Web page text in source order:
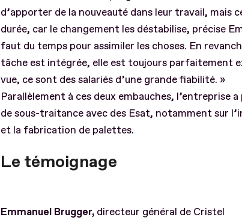
d’apporter de la nouveauté dans leur travail, mais
durée, car le changement les déstabilise, précise
faut du temps pour assimiler les choses. En
tâche est intégrée, elle est toujours parfaitement
vue, ce sont des salariés d’une grande fiabilité. »
Parallèlement à ces deux embauches, l’entreprise
de sous-traitance avec des Esat, notamment sur
et la fabrication de palettes.
Le témoignage
Emmanuel Brugger, directeur général de Cristel